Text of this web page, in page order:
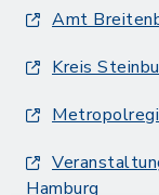
Amt
Kreis
Hamburg